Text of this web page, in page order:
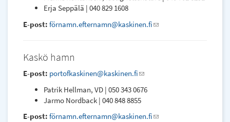
Erja Seppälä | 040 829 1608
E-post: förnamn.efternamn@kaskinen.fi(link
Kaskö hamn
E-post: portofkaskinen@kaskinen.fi(link
e-
mail)
Patrik Hellman, VD | 050 343 0676
Jarmo Nordback | 040 848 8855
E-post: förnamn.efternamn@kaskinen.fi(link